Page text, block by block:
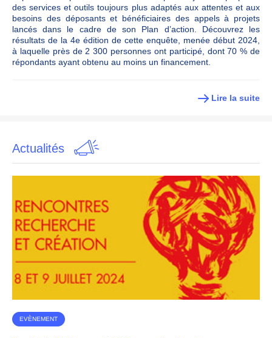
des services et outils toujours plus adaptés aux attentes et aux
besoins des déposants et bénéficiaires des appels à projets
lancés dans le cadre de son Plan d’action. Découvrez les
résultats de la 4e édition de cette enquête, menée début 2024,
à laquelle près de 2 300 personnes ont participé, dont 70 % de
répondants ayant obtenu au moins un financement.
Lire la suite
Actualités
EVÈNEMENT